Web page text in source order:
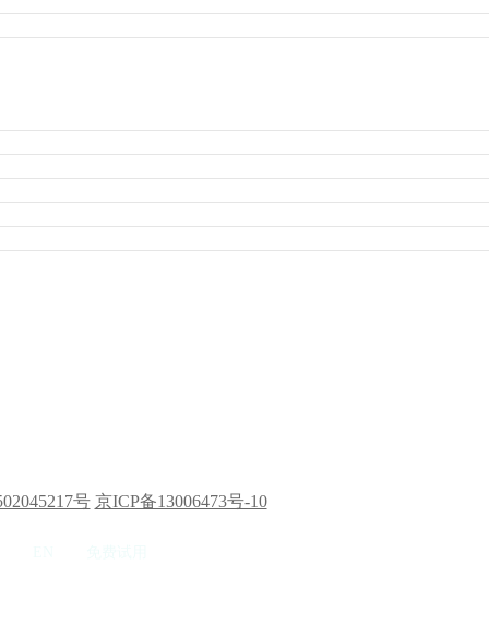
号 京ICP备13006473号-10